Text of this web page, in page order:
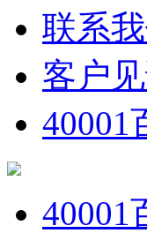
联系
客户
40001
40001